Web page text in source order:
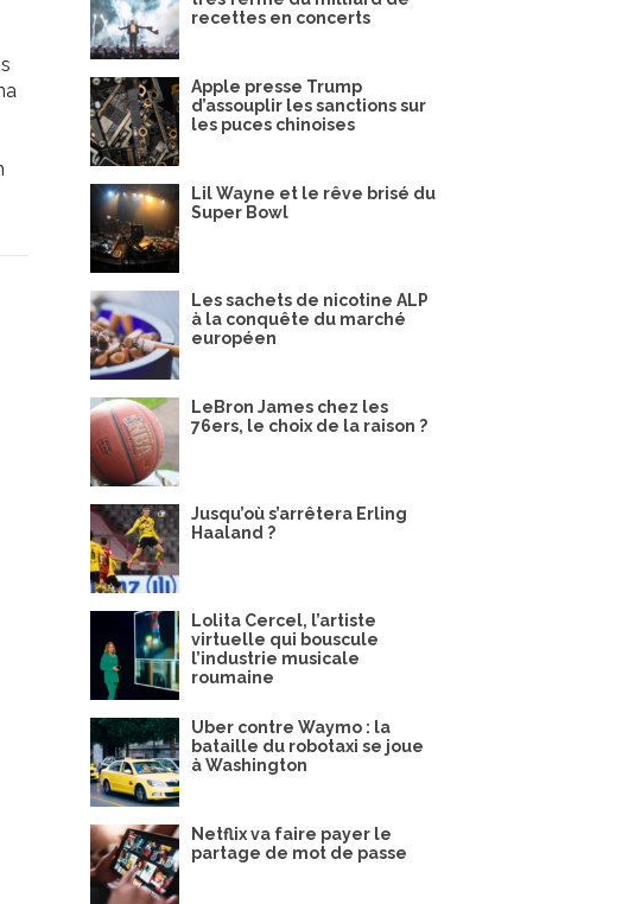
recettes en concerts
Apple presse Trump
d’assouplir les sanctions sur
les puces chinoises
Lil Wayne et le rêve brisé du
Super Bowl
Les sachets de nicotine ALP
à la conquête du marché
européen
LeBron James chez les
76ers, le choix de la raison ?
Jusqu’où s’arrêtera Erling
Haaland ?
Lolita Cercel, l’artiste
virtuelle qui bouscule
l’industrie musicale
roumaine
Uber contre Waymo : la
bataille du robotaxi se joue
à Washington
Netflix va faire payer le
partage de mot de passe